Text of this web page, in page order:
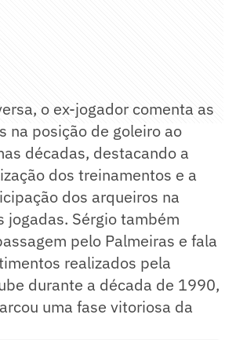
o ex-jogador comenta as
na posição de goleiro ao
décadas, destacando a
dos treinamentos e a
dos arqueiros na
jogadas. Sérgio também
pelo Palmeiras e fala
realizados pela
durante a década de 1990,
uma fase vitoriosa da